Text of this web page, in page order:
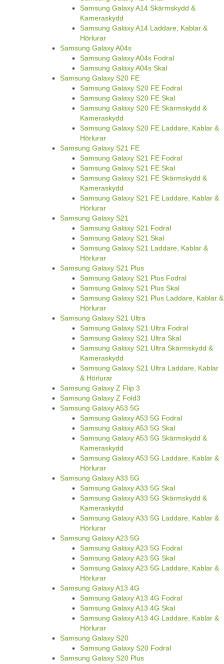
Samsung Galaxy A14 Skärmskydd &
Kameraskydd
Samsung Galaxy A14 Laddare, Kablar &
Hörlurar
Samsung Galaxy A04s
Samsung Galaxy A04s Fodral
Samsung Galaxy A04s Skal
Samsung Galaxy S20 FE
Samsung Galaxy S20 FE Fodral
Samsung Galaxy S20 FE Skal
Samsung Galaxy S20 FE Skärmskydd &
Kameraskydd
Samsung Galaxy S20 FE Laddare, Kablar &
Hörlurar
Samsung Galaxy S21 FE
Samsung Galaxy S21 FE Fodral
Samsung Galaxy S21 FE Skal
Samsung Galaxy S21 FE Skärmskydd &
Kameraskydd
Samsung Galaxy S21 FE Laddare, Kablar &
Hörlurar
Samsung Galaxy S21
Samsung Galaxy S21 Fodral
Samsung Galaxy S21 Skal
Samsung Galaxy S21 Laddare, Kablar &
Hörlurar
Samsung Galaxy S21 Plus
Samsung Galaxy S21 Plus Fodral
Samsung Galaxy S21 Plus Skal
Samsung Galaxy S21 Plus Laddare, Kablar &
Hörlurar
Samsung Galaxy S21 Ultra
Samsung Galaxy S21 Ultra Fodral
Samsung Galaxy S21 Ultra Skal
Samsung Galaxy S21 Ultra Skärmskydd &
Kameraskydd
Samsung Galaxy S21 Ultra Laddare, Kablar
& Hörlurar
Samsung Galaxy Z Flip 3
Samsung Galaxy Z Fold3
Samsung Galaxy A53 5G
Samsung Galaxy A53 5G Fodral
Samsung Galaxy A53 5G Skal
Samsung Galaxy A53 5G Skärmskydd &
Kameraskydd
Samsung Galaxy A53 5G Laddare, Kablar &
Hörlurar
Samsung Galaxy A33 5G
Samsung Galaxy A33 5G Skal
Samsung Galaxy A33 5G Skärmskydd &
Kameraskydd
Samsung Galaxy A33 5G Laddare, Kablar &
Hörlurar
Samsung Galaxy A23 5G
Samsung Galaxy A23 5G Fodral
Samsung Galaxy A23 5G Skal
Samsung Galaxy A23 5G Laddare, Kablar &
Hörlurar
Samsung Galaxy A13 4G
Samsung Galaxy A13 4G Fodral
Samsung Galaxy A13 4G Skal
Samsung Galaxy A13 4G Laddare, Kablar &
Hörlurar
Samsung Galaxy S20
Samsung Galaxy S20 Fodral
Samsung Galaxy S20 Plus